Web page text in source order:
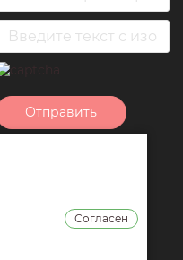
Отправить
условиями
обработкиСогласен